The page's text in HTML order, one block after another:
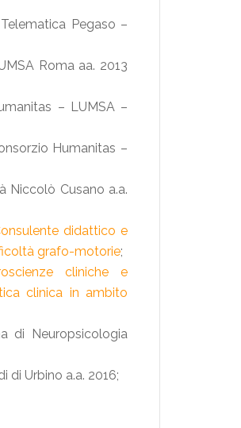
Pegaso –
Roma aa. 2013
– LUMSA –
Humanitas –
Niccolò Cusano a.a.
didattico e
grafo-motorie;
cliniche e
clinica in ambito
di Neuropsicologia
di Urbino a.a. 2016;